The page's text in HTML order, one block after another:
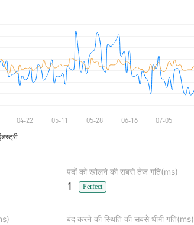
पदों को खोलने की सबसे तेज गति(ms)
1 Perfect
बंद करने की स्थिति की सबसे धीमी गति(ms)